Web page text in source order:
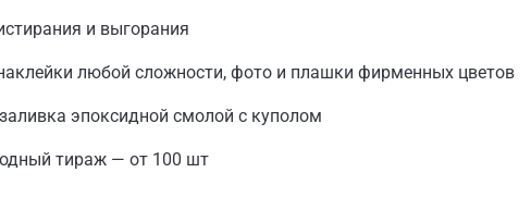
и выгорания
любой сложности, фото и плашки фирменных цветов
эпоксидной смолой с куполом
тираж — от 100 шт